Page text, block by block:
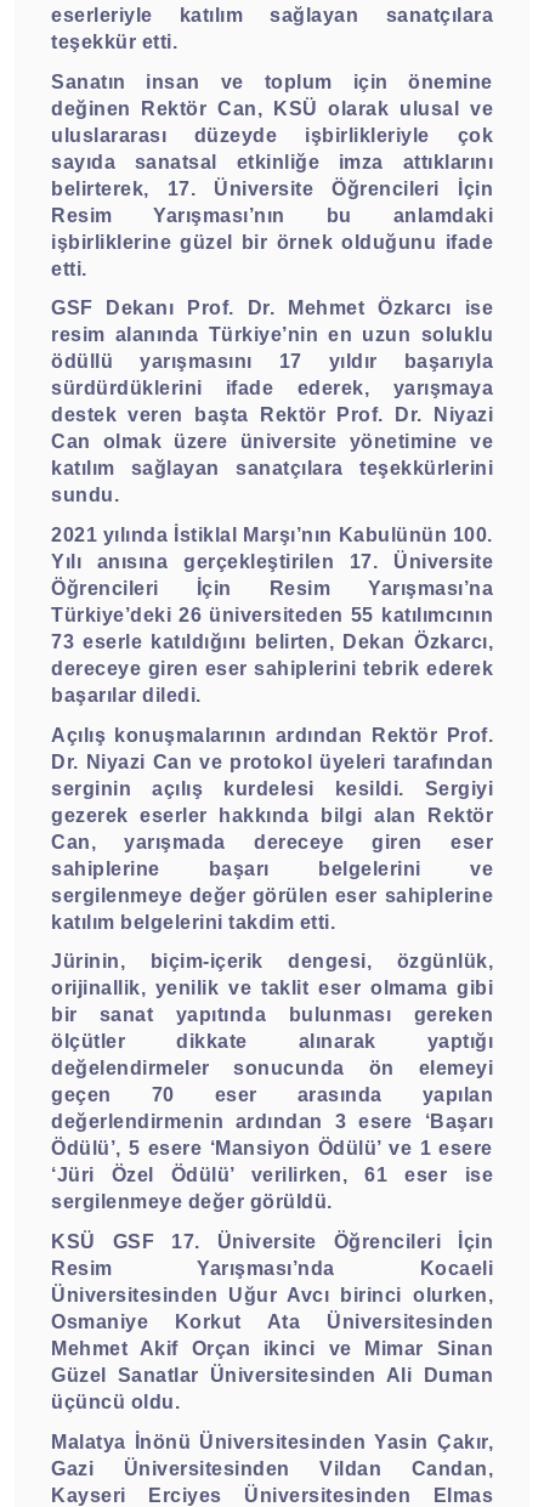
eserleriyle katılım sağlayan sanatçılara
teşekkür etti.
Sanatın insan ve toplum için önemine
değinen Rektör Can, KSÜ olarak ulusal ve
uluslararası düzeyde işbirlikleriyle çok
sayıda sanatsal etkinliğe imza attıklarını
belirterek, 17. Üniversite Öğrencileri İçin
Resim Yarışması’nın bu anlamdaki
işbirliklerine güzel bir örnek olduğunu ifade
etti.
GSF Dekanı Prof. Dr. Mehmet Özkarcı ise
resim alanında Türkiye’nin en uzun soluklu
ödüllü yarışmasını 17 yıldır başarıyla
sürdürdüklerini ifade ederek, yarışmaya
destek veren başta Rektör Prof. Dr. Niyazi
Can olmak üzere üniversite yönetimine ve
katılım sağlayan sanatçılara teşekkürlerini
sundu.
2021 yılında İstiklal Marşı’nın Kabulünün 100.
Yılı anısına gerçekleştirilen 17. Üniversite
Öğrencileri İçin Resim Yarışması’na
Türkiye’deki 26 üniversiteden 55 katılımcının
73 eserle katıldığını belirten, Dekan Özkarcı,
dereceye giren eser sahiplerini tebrik ederek
başarılar diledi.
Açılış konuşmalarının ardından Rektör Prof.
Dr. Niyazi Can ve protokol üyeleri tarafından
serginin açılış kurdelesi kesildi. Sergiyi
gezerek eserler hakkında bilgi alan Rektör
Can, yarışmada dereceye giren eser
sahiplerine başarı belgelerini ve
sergilenmeye değer görülen eser sahiplerine
katılım belgelerini takdim etti.
Jürinin, biçim-içerik dengesi, özgünlük,
orijinallik, yenilik ve taklit eser olmama gibi
bir sanat yapıtında bulunması gereken
ölçütler dikkate alınarak yaptığı
değelendirmeler sonucunda ön elemeyi
geçen 70 eser arasında yapılan
değerlendirmenin ardından 3 esere ‘Başarı
Ödülü’, 5 esere ‘Mansiyon Ödülü’ ve 1 esere
‘Jüri Özel Ödülü’ verilirken, 61 eser ise
sergilenmeye değer görüldü.
KSÜ GSF 17. Üniversite Öğrencileri İçin
Resim Yarışması’nda Kocaeli
Üniversitesinden Uğur Avcı birinci olurken,
Osmaniye Korkut Ata Üniversitesinden
Mehmet Akif Orçan ikinci ve Mimar Sinan
Güzel Sanatlar Üniversitesinden Ali Duman
üçüncü oldu.
Malatya İnönü Üniversitesinden Yasin Çakır,
Gazi Üniversitesinden Vildan Candan,
Kayseri Erciyes Üniversitesinden Elmas